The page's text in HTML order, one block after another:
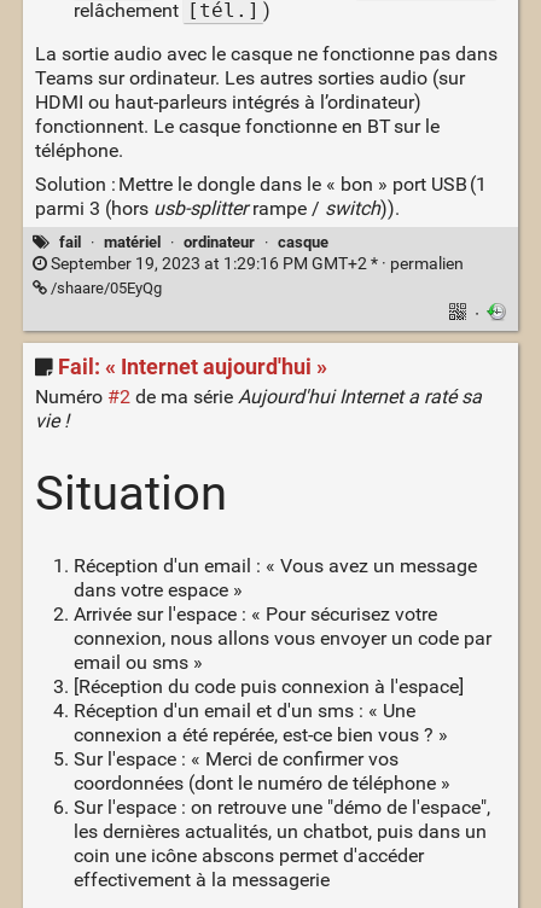
relâchement [tél.] )
La sortie audio avec le casque ne fonctionne pas dans
Teams sur ordinateur. Les autres sorties audio (sur
HDMI ou haut-parleurs intégrés à l’ordinateur)
fonctionnent. Le casque fonctionne en BT sur le
téléphone.
Solution : Mettre le dongle dans le « bon » port USB (1
parmi 3 (hors usb-splitterrampe / switch)).
fail · matériel · ordinateur · casque
September 19, 2023 at 1:29:16 PM GMT+2 * · permalien
/shaare/05EyQg
·
Fail: « Internet aujourd'hui »
Numéro #2 de ma série Aujourd'hui Internet a raté sa
vie !
Situation
Réception d'un email : « Vous avez un message
dans votre espace »
Arrivée sur l'espace : « Pour sécurisez votre
connexion, nous allons vous envoyer un code par
email ou sms »
[Réception du code puis connexion à l'espace]
Réception d'un email et d'un sms : « Une
connexion a été repérée, est-ce bien vous ? »
Sur l'espace : « Merci de confirmer vos
coordonnées (dont le numéro de téléphone »
Sur l'espace : on retrouve une "démo de l'espace",
les dernières actualités, un chatbot, puis dans un
coin une icône abscons permet d'accéder
effectivement à la messagerie